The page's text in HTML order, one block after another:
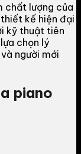
chất lượng của
kế hiện đại
kỹ thuật tiên
chọn lý
người mới
piano